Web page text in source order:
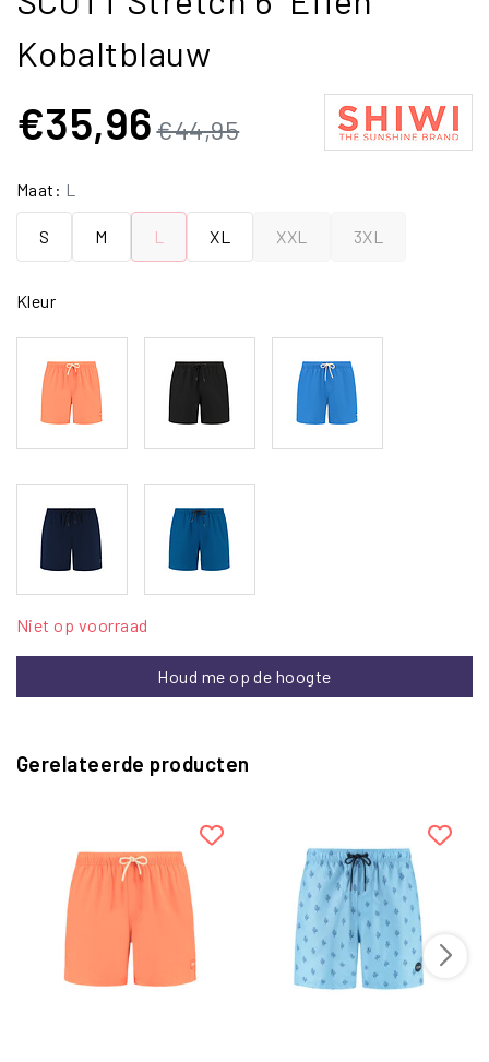
Kobaltblauw
€35,96€44,95
Maat: L
S M L XL XXL 3XL
Kleur
Niet op voorraad
Houd me op de hoogte
Gerelateerde producten